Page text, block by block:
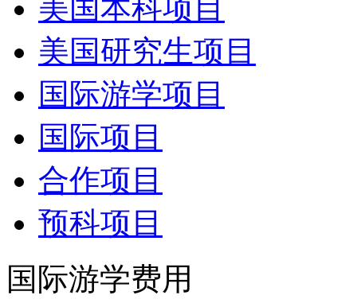
美国本科项目
美国研究生项目
国际游学项目
国际项目
合作项目
预科项目
国际游学费用